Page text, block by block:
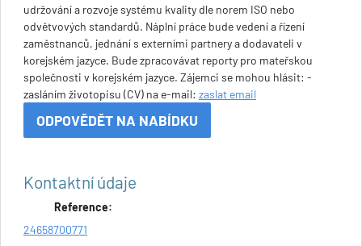
udržování a rozvoje systému kvality dle norem ISO nebo
odvětvových standardů. Náplní práce bude vedení a řízení
zaměstnanců, jednání s externími partnery a dodavateli v
korejském jazyce. Bude zpracovávat reporty pro mateřskou
společnosti v korejském jazyce. Zájemci se mohou hlásit: -
zasláním životopisu (CV) na e-mail: zaslat email
ODPOVĚDĚT NA NABÍDKU
Kontaktní údaje
Reference:
24658700771